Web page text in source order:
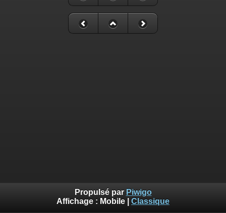
Propulsé par Piwigo
Affichage : Mobile Classique